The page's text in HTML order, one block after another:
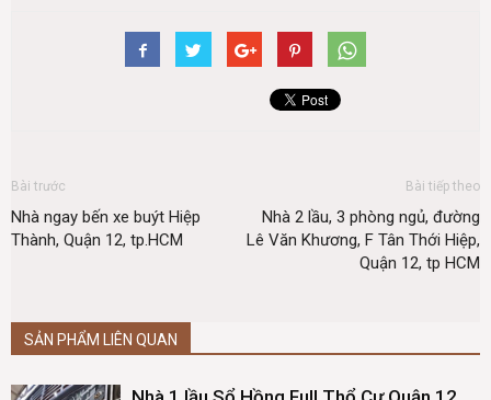
Bài trước
Nhà ngay bến xe buýt Hiệp
Thành, Quận 12, tp.HCM
Bài tiếp theo
Nhà 2 lầu, 3 phòng ngủ, đường
Lê Văn Khương, F Tân Thới Hiệp,
Quận 12, tp HCM
SẢN PHẨM LIÊN QUAN